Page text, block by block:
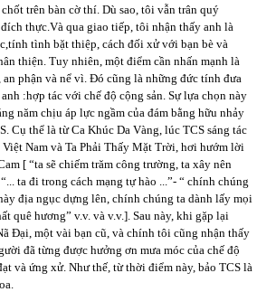
trên bàn cờ thí. Dù sao, tôi vẫn trân quý
thực.Và qua giao tiếp, tôi nhận thấy anh là
tình bặt thiệp, cách đối xử với bạn bè và
thiện. Tuy nhiên, một điểm cần nhấn mạnh là
an phận và nể vì. Đó cũng là những đức tính đưa
:hợp tác với chế độ cộng sản. Sự lựa chọn này
năm chịu áp lực ngầm của đám bằng hữu nhảy
Cụ thể là từ Ca Khúc Da Vàng, lúc TCS sáng tác
Nam và Ta Phải Thấy Mặt Trời, hơi hướm lời
[ “ta sẽ chiếm trăm công trường, ta xây nên
ta đi trong cách mạng tự hào ...”- “ chính chúng
địa ngục dựng lên, chính chúng ta dành lấy mọi
quê hương” v.v. và v.v.]. Sau này, khi gặp lại
Đại, một vài bạn cũ, và chính tôi cũng nhận thấy
đã từng được hưởng ơn mưa móc của chế độ
và ứng xử. Như thế, từ thời điểm này, bảo TCS là